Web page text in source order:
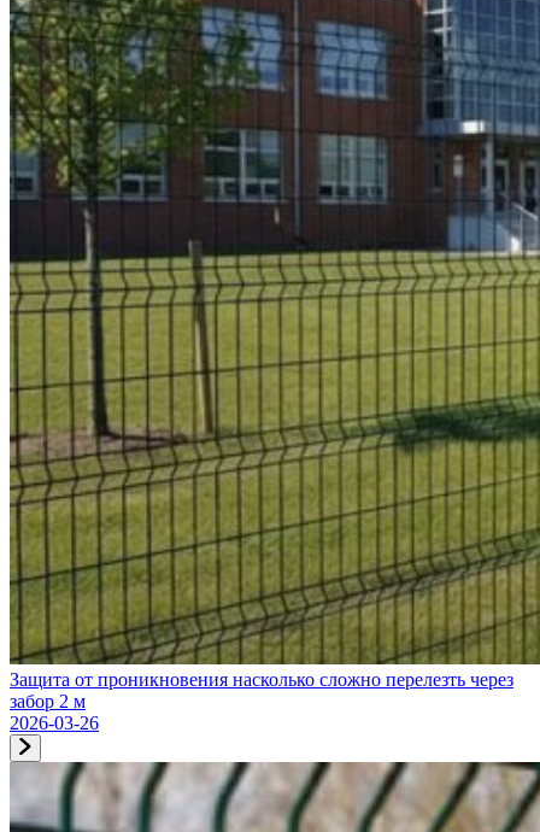
Защита от проникновения насколько сложно перелезть через
забор 2 м
2026-03-26